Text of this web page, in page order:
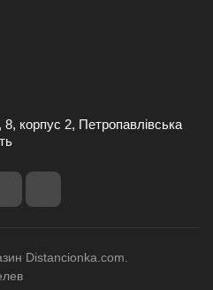
корпус 2, Петропавлівська
Distancionka.com.